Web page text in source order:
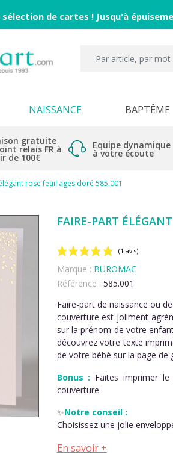
sélection de cartes ! Jusqu'à
NAISSANCE BAPTÊME
gratuite
relais FR à
de 100€
Equipe dynamique
à votre écoute
rose feuillages doré 585.001
FAIRE-PART
Marque : BUROMAC
Référence : 585.001
Faire-part de naissance ou
couverture est joliment
sur la prénom de votre
découvrez votre texte
de votre bébé sur la page de
Bonus : Faites imprimer
couverture
✨Notre conseil :
Choisissez une jolie
En savoir +